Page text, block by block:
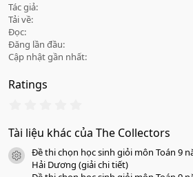
Tác giả
Tải về
Đọc
Đăng lần đầu
Cập nhật gần nhất
Ratings
0
0
a
o
Tài liệu khác của The Collectors
icon tài liệu
Đề thi chọn học sinh giỏi môn Toán 9
Hải Dương (giải chi tiết)